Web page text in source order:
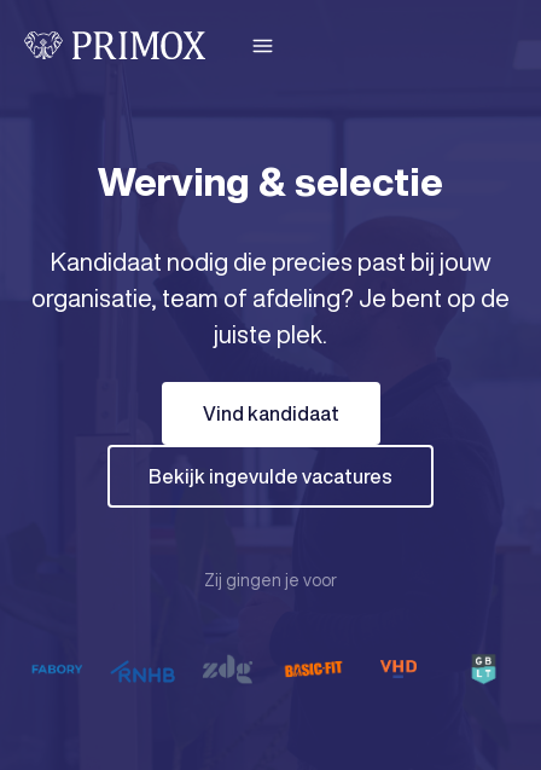
Werving & selectie
Kandidaat nodig die precies past bij jouw
organisatie, team of afdeling? Je bent op de
juiste plek.
Vind kandidaat
Bekijk ingevulde vacatures
Zij gingen je voor